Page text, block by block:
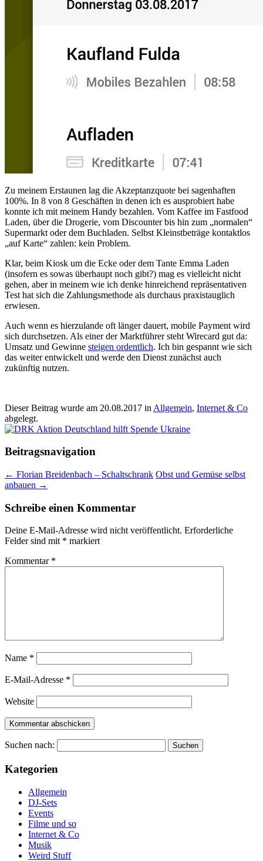
Zu meinem Erstaunen lag die Akzeptanzquote bei sagenhaften
100%. In 8 von 8 Geschäften in denen ich es ausprobiert habe
konnte ich mit meinem Handy bezahlen. Vom Kaffee im Fastfood
Laden, über die Drogerie, vom Discounter bis hin zum „normalen“
Supermarkt oder dem Buchladen. Selbst Kleinstbeträge kontaktlos
„auf Karte“ zahlen: kein Problem.
Klar, beim Kiosk um die Ecke oder dem Tante Emma Laden
(insofern es sowas überhaupt noch gibt?) mag es vielleicht nicht
gehen, aber in meinem wie ich denke hinreichend repräsentativen
Test hat sich die Zahlungsmethode als durchaus praxistauglich
erwiesen.
Auch wenn es hierzulande oft länger dauert, mobile Payment wird
sich durchsetzen. Als einer der Marktführer steht Wirecard gut da:
Umsatz und Gewinne steigen ordentlich. Ich bin gespannt wie sich
das weiter entwickelt und werde den Dienst zunächst auch
zukünftig nutzen.
Dieser Beitrag wurde am 20.08.2017 in Allgemein, Internet & Co
abgelegt.
Beitragsnavigation
← Florian Breidenbach – Schaltschrank Obst und Gemüse selbst
anbauen →
Schreibe einen Kommentar
Deine E-Mail-Adresse wird nicht veröffentlicht. Erforderliche
Felder sind mit * markiert
Kommentar *
Name *
E-Mail-Adresse *
Website
Suchen nach:
Kategorien
Allgemein
DJ-Sets
Events
Filme und so
Internet & Co
Musik
Weird Stuff